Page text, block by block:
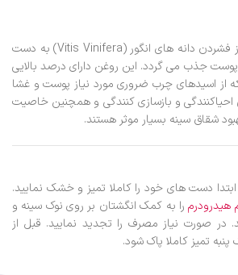
این روغن بسیار سبک از فشردن دانه های انگور (Vitis Vinifera) به دست
جذب می گردد. این روغن دارای درصد بالایی
که از اسیدهای چرب ضروری مورد نیاز پوست و غشا
و بازسازی کنندگی و همچنین خاصیت
شقاق سینه بسیار موثر هستند.
دست های خود را کاملا تمیز و خشک نمایید.
هیدرودرمرا به کمک انگشتان بر روی نوک سینه و
در صورت نیاز مصرف را تجدید نمایید. قبل از
تمیز کاملا پاک شود.